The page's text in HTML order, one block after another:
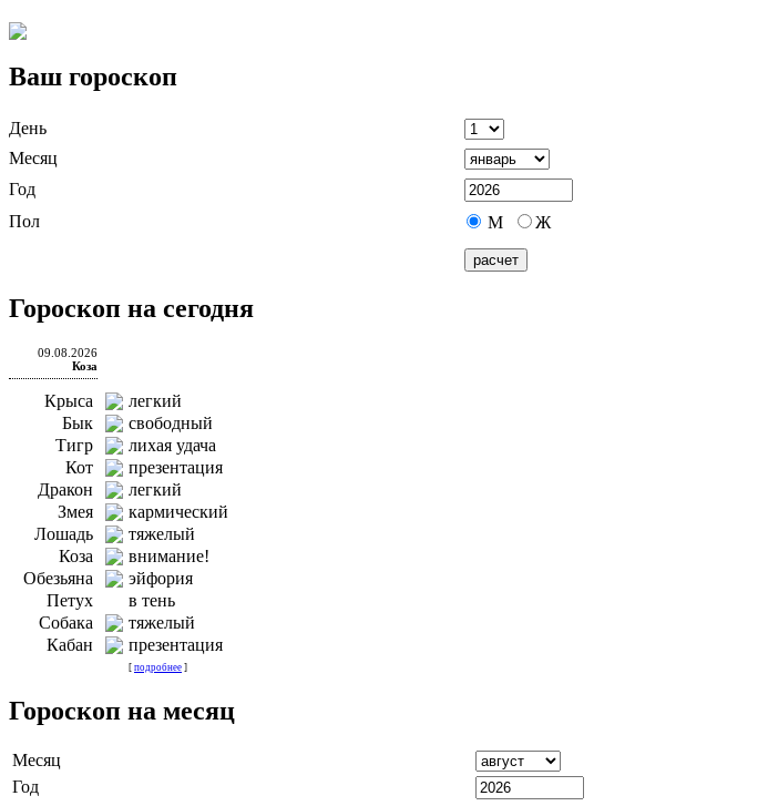
Ваш гороскоп
День
Месяц
Год
Пол
М Ж
Гороскоп на сегодня
09.08.2026
Коза
Крыса
легкий
Бык
свободный
Тигр
лихая удача
Кот
презентация
Дракон
легкий
Змея
кармический
Лошадь
тяжелый
Коза
внимание!
Обезьяна
эйфория
Петух
в тень
Собака
тяжелый
Кабан
презентация
[ подробнее ]
Гороскоп на месяц
Месяц
Год